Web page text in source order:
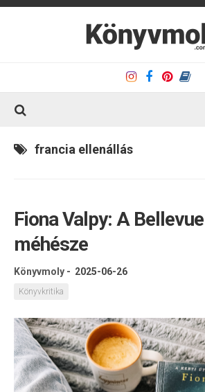
Kapcsolat
Olvasó sarok
Könyveim
Rólam
francia ellenállás
Fiona Valpy: A
méhésze
Könyvmoly - 2025-06-26
Könyvkritika